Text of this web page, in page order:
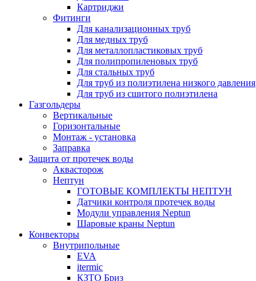
Картриджи
Фитинги
Для канализационных труб
Для медных труб
Для металлопластиковых труб
Для полипропиленовых труб
Для стальных труб
Для труб из полиэтилена низкого давления
Для труб из сшитого полиэтилена
Газгольдеры
Вертикальные
Горизонтальные
Монтаж - установка
Заправка
Защита от протечек воды
Аквасторож
Нептун
ГОТОВЫЕ КОМПЛЕКТЫ НЕПТУН
Датчики контроля протечек воды
Модули управления Neptun
Шаровые краны Neptun
Конвекторы
Внутрипольные
EVA
itermic
КЗТО Бриз